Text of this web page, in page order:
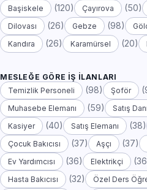
Başiskele
(120) Çayırova (50)
Dilovası (26) Gebze (98)
Kandıra (26) Karamürsel (20)
MESLEĞE GÖRE İŞ İLANLARI
Temizlik Personeli
(98) Şoför
Muhasebe Elemanı (59) Satış
Kasiyer (40) Satış Elemanı (38)
Çocuk Bakıcısı (37) Aşçı (37)
Ev Yardımcısı (36) Elektrikçi
Hasta Bakıcısı (32) Özel Ders